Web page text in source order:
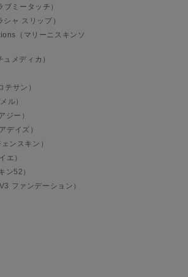
ミータッチ）
ャ スリップ）
（マリーニスキンソ
メディカ）
テサン）
ル）
ジー）
デイズ）
ンスキン）
エ）
ン52）
ファンデーション）